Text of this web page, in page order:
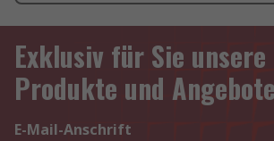
Exklusiv für Sie
Produkte und Angebote
E-Mail-Anschrift